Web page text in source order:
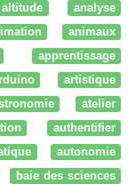
altitude
analyse
animaux
apprentissage
artistique
atelier
authentifier
autonomie
baie des sciences